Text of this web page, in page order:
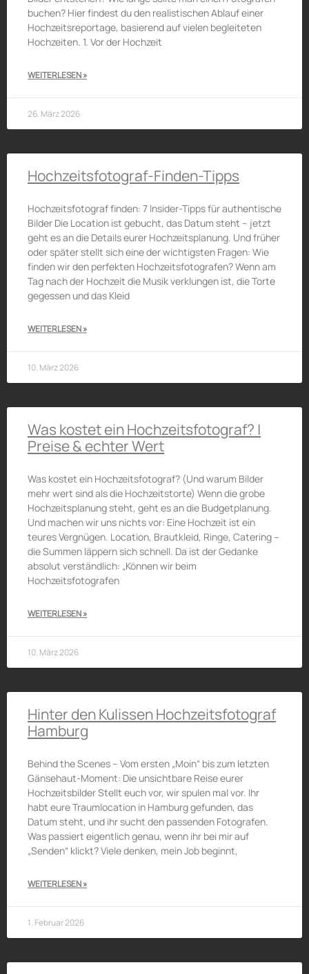
buchen? Hier findest du den realistischen Ablauf einer
Hochzeitsreportage, basierend auf vielen begleiteten
Hochzeiten. 1. Vor der Hochzeit
WEITERLESEN »
26. März 2026
Hochzeitsfotograf-Finden-Tipps
Hochzeitsfotograf finden: 7 Insider-Tipps für authentische
Bilder Die Location ist gebucht, das Datum steht – jetzt
geht es an die Details eurer Hochzeitsplanung. Und früher
oder später stellt sich eine der wichtigsten Fragen: Wie
finden wir den perfekten Hochzeitsfotografen? Wenn am
Tag nach der Hochzeit die Musik verklungen ist, die Torte
gegessen und das Kleid
WEITERLESEN »
10. März 2026
Was kostet ein Hochzeitsfotograf? |
Preise & echter Wert
Was kostet ein Hochzeitsfotograf? (Und warum Bilder
mehr wert sind als die Hochzeitstorte) Wenn die grobe
Hochzeitsplanung steht, geht es an die Budgetplanung.
Und machen wir uns nichts vor: Eine Hochzeit ist ein
teures Vergnügen. Location, Brautkleid, Ringe, Catering –
die Summen läppern sich schnell. Da ist der Gedanke
absolut verständlich: „Können wir beim
Hochzeitsfotografen
WEITERLESEN »
10. März 2026
Hinter den Kulissen Hochzeitsfotograf
Hamburg
Behind the Scenes – Vom ersten „Moin“ bis zum letzten
Gänsehaut-Moment: Die unsichtbare Reise eurer
Hochzeitsbilder Stellt euch vor, wir spulen mal vor. Ihr
habt eure Traumlocation in Hamburg gefunden, das
Datum steht, und ihr sucht den passenden Fotografen.
Was passiert eigentlich genau, wenn ihr bei mir auf
„Senden“ klickt? Viele denken, mein Job beginnt,
WEITERLESEN »
1. Februar 2026